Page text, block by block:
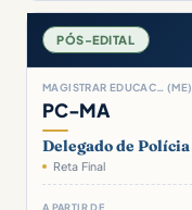
PÓS-EDITAL
MAGISTRAR EDUCAC… (ME)
PC-MA
Delegado de Polícia
Reta Final
A PARTIR DE